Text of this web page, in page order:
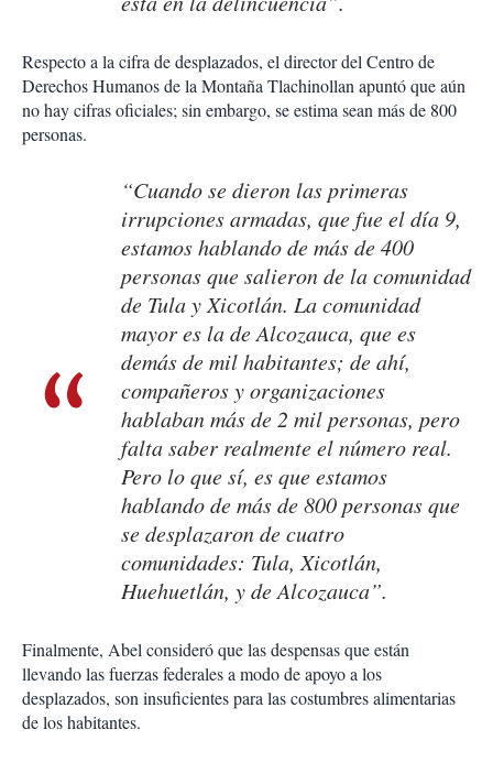
Respecto a la cifra de desplazados, el director del Centro de
Derechos Humanos de la Montaña Tlachinollan apuntó que aún
no hay cifras oficiales; sin embargo, se estima sean más de 800
personas.
“Cuando se dieron las primeras
irrupciones armadas, que fue el día 9,
estamos hablando de más de 400
personas que salieron de la comunidad
de Tula y Xicotlán. La comunidad
mayor es la de Alcozauca, que es
demás de mil habitantes; de ahí,
compañeros y organizaciones
hablaban más de 2 mil personas, pero
falta saber realmente el número real.
Pero lo que sí, es que estamos
hablando de más de 800 personas que
se desplazaron de cuatro
comunidades: Tula, Xicotlán,
Huehuetlán, y de Alcozauca”.
Finalmente, Abel consideró que las despensas que están
llevando las fuerzas federales a modo de apoyo a los
desplazados, son insuficientes para las costumbres alimentarias
de los habitantes.